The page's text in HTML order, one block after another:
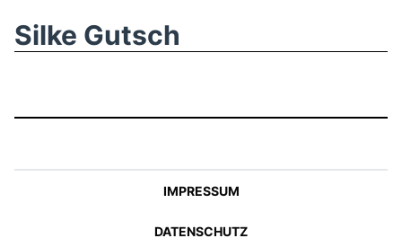
Silke Gutsch
IMPRESSUM
DATENSCHUTZ